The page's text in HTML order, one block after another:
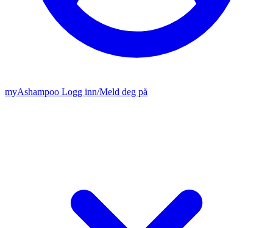
myAshampoo Logg inn/Meld deg på